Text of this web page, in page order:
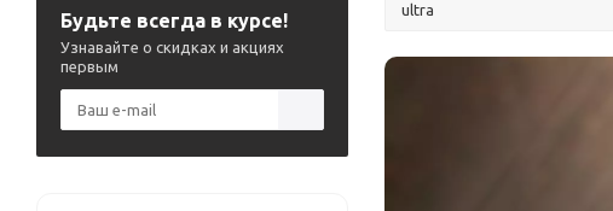
Будьте всегда в курсе!
Узнавайте о скидках и акциях
первым